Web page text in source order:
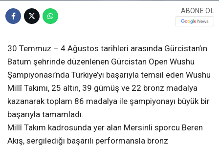
ABONE OL
30 Temmuz – 4 Ağustos tarihleri arasında Gürcistan’ın
Batum şehrinde düzenlenen Gürcistan Open Wushu
Şampiyonası’nda Türkiye’yi başarıyla temsil eden Wushu
Millî Takımı, 25 altın, 39 gümüş ve 22 bronz madalya
kazanarak toplam 86 madalya ile şampiyonayı büyük bir
başarıyla tamamladı.
Millî Takım kadrosunda yer alan Mersinli sporcu Beren
Akış, sergilediği başarılı performansla bronz